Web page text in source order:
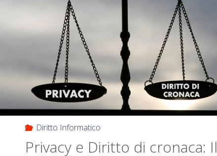
Diritto Informatico
Privacy e Diritto di cronaca: Il